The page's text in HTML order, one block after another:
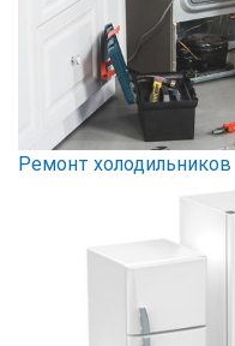
Ремонт холодильников